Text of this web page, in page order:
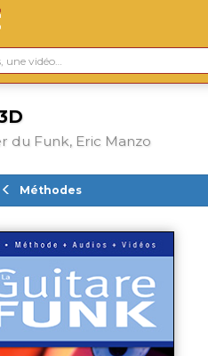
du Funk, Eric Manzo
Méthodes